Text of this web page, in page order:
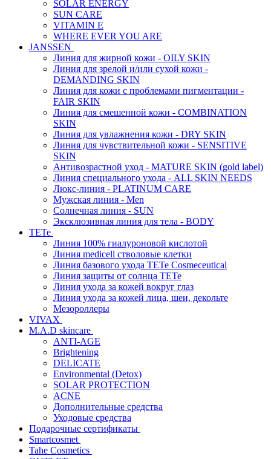
SOLAR ENERGY
SUN CARE
VITAMIN E
WHERE EVER YOU ARE
JANSSEN
Линия для жирной кожи - OILY SKIN
Линия для зрелой и/или сухой кожи -
DEMANDING SKIN
Линия для кожи с проблемами пигментации -
FAIR SKIN
Линия для смешенной кожи - COMBINATION
SKIN
Линия для увлажнения кожи - DRY SKIN
Линия для чувствительной кожи - SENSITIVE
SKIN
Антивозрастной уход - MATURE SKIN (gold label)
Линия специального ухода - ALL SKIN NEEDS
Люкс-линия - PLATINUM CARE
Мужская линия - Men
Солнечная линия - SUN
Эксклюзивная линия для тела - BODY
TETe
Линия 100% гиалуроновой кислотой
Линия medicell стволовые клетки
Линия базового ухода TETe Cosmeceutical
Линия защиты от солнца TETe
Линия ухода за кожей вокруг глаз
Линия ухода за кожей лица, шеи, декольте
Мезороллеры
VIVAX
M.A.D skincare
ANTI-AGE
Brightening
DELICATE
Environmental (Detox)
SOLAR PROTECTION
АCNE
Дополнительные средства
Уходовые средства
Подарочные сертификаты
Smartcosmet
Tahe Cosmetics